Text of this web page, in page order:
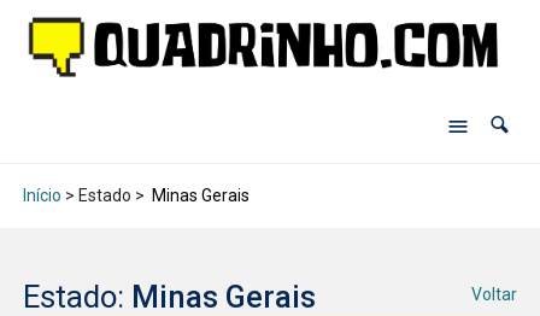
Início > Estado > Minas Gerais
Estado: Minas Gerais Voltar